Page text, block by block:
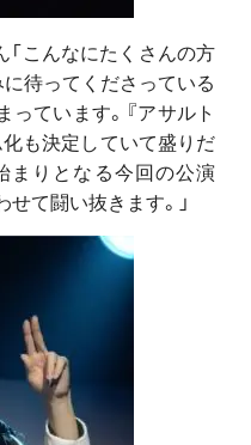
「こんなにたくさんの方
に待ってくださっている
ています。『アサルト
化も決定していて盛りだ
まりとなる今回の公演
て闘い抜きます。」